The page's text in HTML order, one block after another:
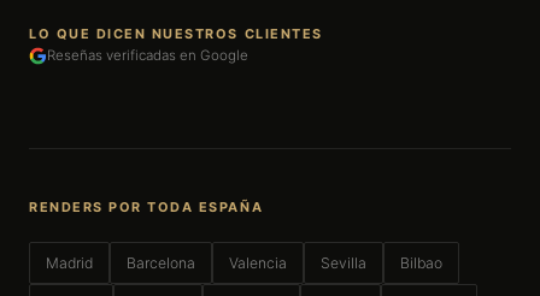
LO QUE DICEN NUESTROS CLIENTES
Reseñas verificadas en Google
RENDERS POR TODA ESPAÑA
Madrid Barcelona Valencia Sevilla Bilbao